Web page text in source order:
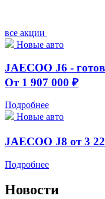
все акции
Новые авто
JAECOO J6 -
От 1 907 000 ₽
Подробнее
Новые авто
JAECOO J8 от 3
Подробнее
Новости